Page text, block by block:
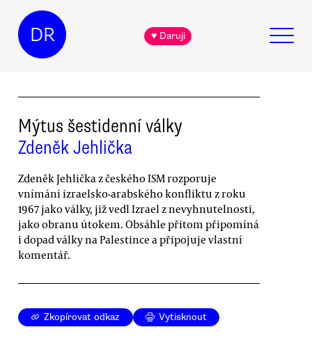
DR ♥ Daruji
Mýtus šestidenní války
Zdeněk Jehlička
Zdeněk Jehlička z českého ISM rozporuje
vnímání izraelsko-arabského konfliktu z roku
1967 jako války, již vedl Izrael z nevyhnutelnosti,
jako obranu útokem. Obsáhle přitom připomíná
i dopad války na Palestince a připojuje vlastní
komentář.
Zkopírovat odkaz Vytisknout